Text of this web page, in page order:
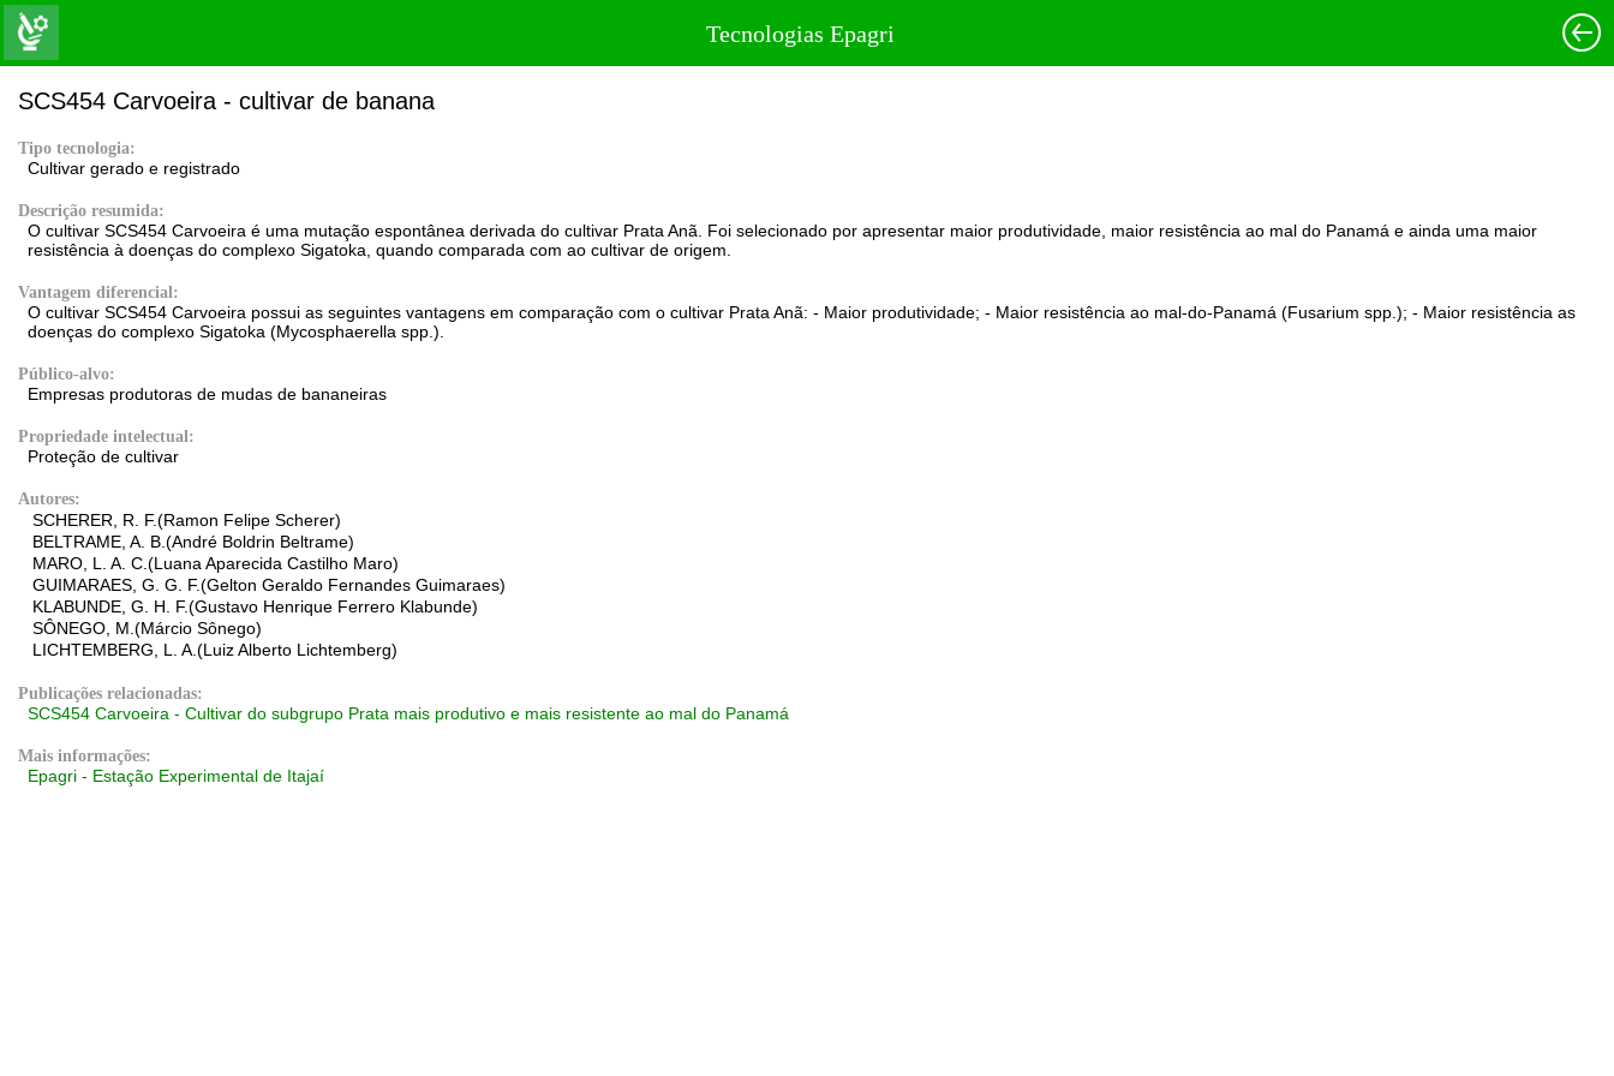
Tecnologias Epagri
SCS454 Carvoeira - cultivar de banana
Tipo tecnologia:
Cultivar gerado e registrado
Descrição resumida:
O cultivar SCS454 Carvoeira é uma mutação espontânea derivada do cultivar Prata Anã. Foi selecionado por apresentar maior produtividade, maior resistência ao mal do Panamá e ainda uma maior
resistência à doenças do complexo Sigatoka, quando comparada com ao cultivar de origem.
Vantagem diferencial:
O cultivar SCS454 Carvoeira possui as seguintes vantagens em comparação com o cultivar Prata Anã: - Maior produtividade; - Maior resistência ao mal-do-Panamá (Fusarium spp.); - Maior resistência as
doenças do complexo Sigatoka (Mycosphaerella spp.).
Público-alvo:
Empresas produtoras de mudas de bananeiras
Propriedade intelectual:
Proteção de cultivar
Autores:
SCHERER, R. F.(Ramon Felipe Scherer)
BELTRAME, A. B.(André Boldrin Beltrame)
MARO, L. A. C.(Luana Aparecida Castilho Maro)
GUIMARAES, G. G. F.(Gelton Geraldo Fernandes Guimaraes)
KLABUNDE, G. H. F.(Gustavo Henrique Ferrero Klabunde)
SÔNEGO, M.(Márcio Sônego)
LICHTEMBERG, L. A.(Luiz Alberto Lichtemberg)
Publicações relacionadas:
SCS454 Carvoeira - Cultivar do subgrupo Prata mais produtivo e mais resistente ao mal do Panamá
Mais informações:
Epagri - Estação Experimental de Itajaí